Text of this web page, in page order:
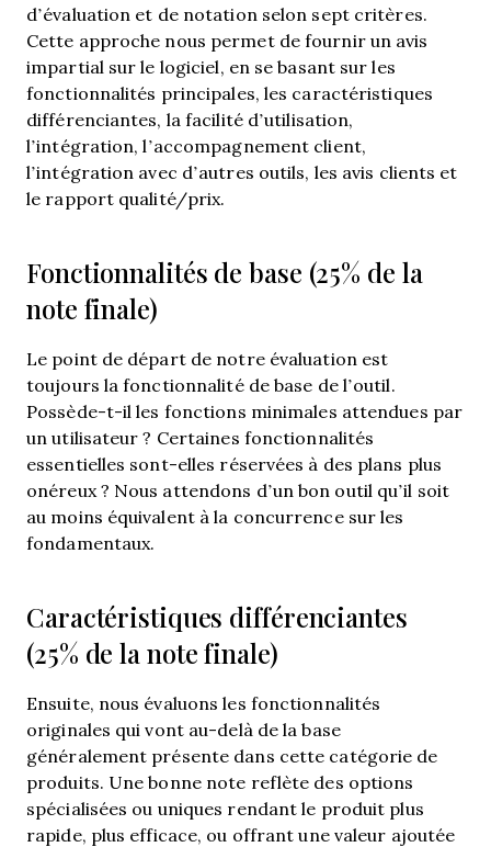
d’évaluation et de notation selon sept critères.
Cette approche nous permet de fournir un avis
impartial sur le logiciel, en se basant sur les
fonctionnalités principales, les caractéristiques
différenciantes, la facilité d’utilisation,
l’intégration, l’accompagnement client,
l’intégration avec d’autres outils, les avis clients et
le rapport qualité/prix.
Fonctionnalités de base (25% de la
note finale)
Le point de départ de notre évaluation est
toujours la fonctionnalité de base de l’outil.
Possède-t-il les fonctions minimales attendues par
un utilisateur ? Certaines fonctionnalités
essentielles sont-elles réservées à des plans plus
onéreux ? Nous attendons d’un bon outil qu’il soit
au moins équivalent à la concurrence sur les
fondamentaux.
Caractéristiques différenciantes
(25% de la note finale)
Ensuite, nous évaluons les fonctionnalités
originales qui vont au-delà de la base
généralement présente dans cette catégorie de
produits. Une bonne note reflète des options
spécialisées ou uniques rendant le produit plus
rapide, plus efficace, ou offrant une valeur ajoutée